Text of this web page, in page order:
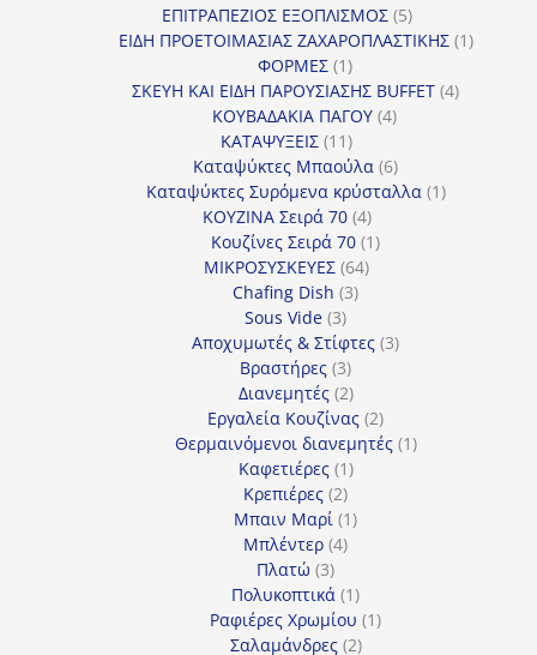
ΕΠΙΤΡΑΠΕΖΙΟΣ ΕΞΟΠΛΙΣΜΟΣ 55
προϊόντα
ΕΙΔΗ ΠΡΟΕΤΟΙΜΑΣΙΑΣ ΖΑΧΑΡΟΠΛΑΣΤΙΚΗΣ 11
ΦΟΡΜΕΣ 11
προϊόν
ΣΚΕΥΗ ΚΑΙ ΕΙΔΗ ΠΑΡΟΥΣΙΑΣΗΣ BUFFET 44
ΚΟΥΒΑΔΑΚΙΑ ΠΑΓΟΥ 44
ΚΑΤΑΨΥΞΕΙΣ 1111
προϊόντα
Καταψύκτες Μπαούλα 66
προϊόντα
Καταψύκτες Συρόμενα κρύσταλλα 11
ΚΟΥΖΙΝΑ Σειρά 70 44
προϊόντα
Κουζίνες Σειρά 70 11
ΜΙΚΡΟΣΥΣΚΕΥΕΣ 6464
Chafing Dish 33
Sous Vide 33
προϊόντα
Αποχυμωτές & Στίφτες 33
Βραστήρες 33
προϊόντα
Διανεμητές 22
προϊόντα
Εργαλεία Κουζίνας 22
προϊόντα
Θερμαινόμενοι διανεμητές 11
Καφετιέρες 11
προϊόν
Κρεπιέρες 22
προϊόντα
Μπαιν Μαρί 11
Μπλέντερ 44
Πλατώ 33
προϊόντα
Πολυκοπτικά 11
προϊόν
Ραφιέρες Χρωμίου 11
Σαλαμάνδρες 22